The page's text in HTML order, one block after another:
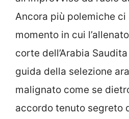
Ancora più polemiche ci
momento in cui
corte dell’Arabia
guida della selezione
malignato come se
accordo tenuto segreto